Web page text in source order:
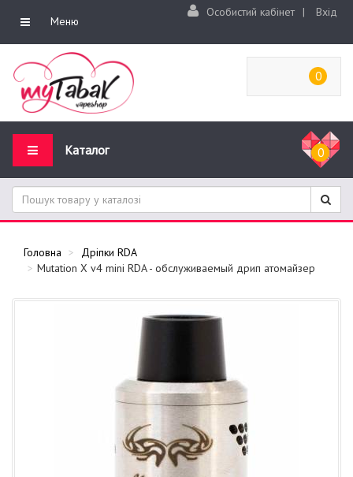
Меню
Особистий кабінет | Вхід
0
Каталог 0
Головна
Дріпки RDA
Mutation X v4 mini RDA - обслуживаемый дрип атомайзер